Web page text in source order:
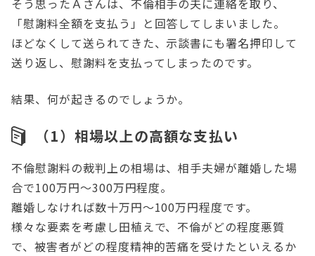
そう思ったＡさんは、不倫相手の夫に連絡を取り、
「慰謝料全額を支払う」と回答してしまいました。
ほどなくして送られてきた、示談書にも署名押印して
送り返し、慰謝料を支払ってしまったのです。
結果、何が起きるのでしょうか。
（1）相場以上の高額な支払い
不倫慰謝料の裁判上の相場は、相手夫婦が離婚した場
合で100万円～300万円程度。
離婚しなければ数十万円～100万円程度です。
様々な要素を考慮し田植えで、不倫がどの程度悪質
で、被害者がどの程度精神的苦痛を受けたといえるか